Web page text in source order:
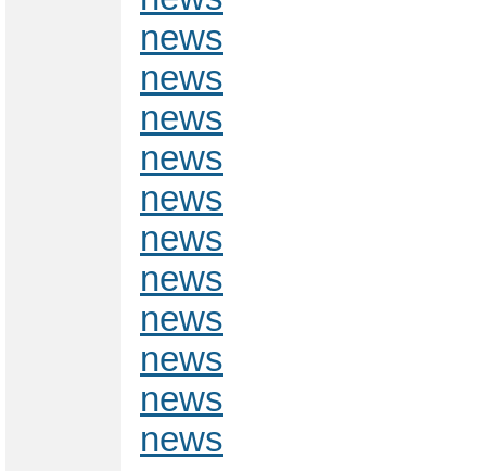
news
news
news
news
news
news
news
news
news
news
news